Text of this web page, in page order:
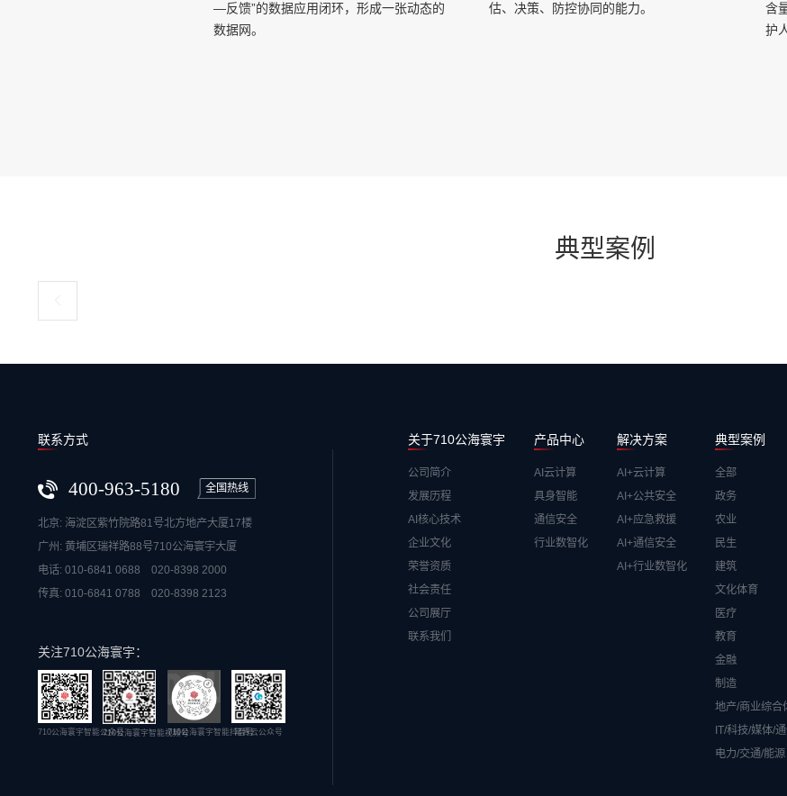
—反馈”的数据应用闭环，形成一张动态的
数据网。
估、决策、防控协同的能力。
含
护
典型案例
联系方式
400-963-5180 全国热线
北京: 海淀区紫竹院路81号北方地产大厦17楼
广州: 黄埔区瑞祥路88号710公海寰宇大厦
电话: 010-6841 0688 020-8398 2000
传真: 010-6841 0788 020-8398 2123
关注710公海寰宇：
710公海寰宇智能公众号710公海寰宇智能视频号710公海寰宇智能抖音号常青云公众号
关于710公海寰宇
公司简介
发展历程
AI核心技术
企业文化
荣誉资质
社会责任
公司展厅
联系我们
产品中心
AI云计算
具身智能
通信安全
行业数智化
解决方案
AI+云计算
AI+公共安全
AI+应急救援
AI+通信安全
AI+行业数智化
典型案例
全部
政务
农业
民生
建筑
文化体育
医疗
教育
金融
制造
地产/商业综合
IT/科技/媒体/
电力/交通/能源